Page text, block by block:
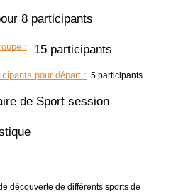
8 participants
: 15 participants
pour départ : 5 participants
de Sport session
découverte de différents sports de